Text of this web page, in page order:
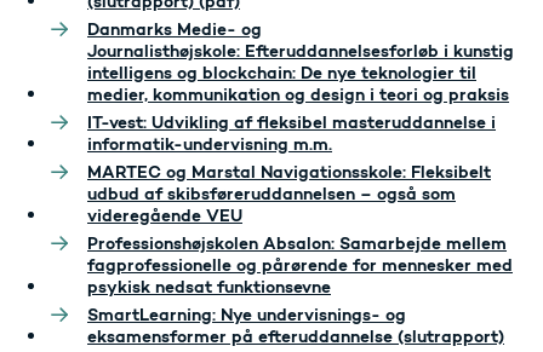
Danmarks Medie- og
Journalisthøjskole: Efteruddannelsesforløb i kunstig
intelligens og blockchain: De nye teknologier til
medier, kommunikation og design i teori og praksis
IT-vest: Udvikling af fleksibel masteruddannelse i
informatik-undervisning m.m.
MARTEC og Marstal Navigationsskole: Fleksibelt
udbud af skibsføreruddannelsen – også som
videregående VEU
Professionshøjskolen Absalon: Samarbejde mellem
fagprofessionelle og pårørende for mennesker med
psykisk nedsat funktionsevne
SmartLearning: Nye undervisnings- og
eksamensformer på efteruddannelse (slutrapport)